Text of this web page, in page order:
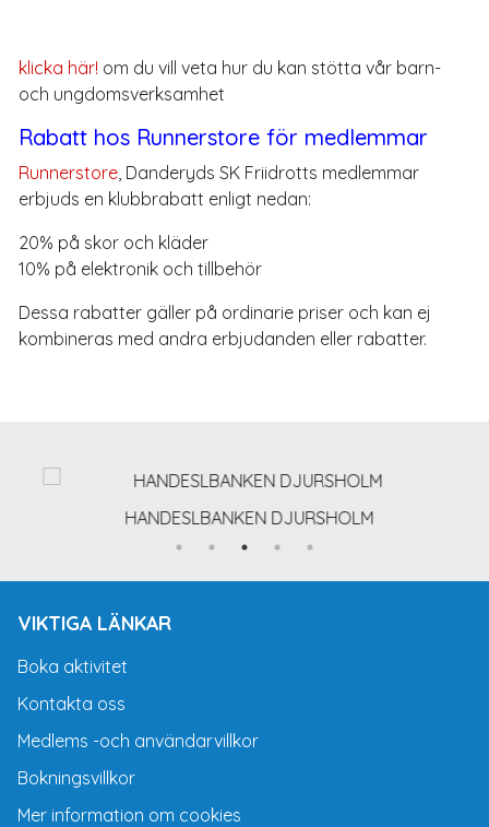
klicka här! om du vill veta hur du kan stötta vår barn-
och ungdomsverksamhet
Rabatt hos Runnerstore för medlemmar
Runnerstore , Danderyds SK Friidrotts medlemmar
erbjuds en klubbrabatt enligt nedan:
20% på skor och kläder
10% på elektronik och tillbehör
Dessa rabatter gäller på ordinarie priser och kan ej
kombineras med andra erbjudanden eller rabatter.
HANDESLBANKEN DJURSHOLM
VIKTIGA LÄNKAR
Boka aktivitet
Kontakta oss
Medlems -och användarvillkor
Bokningsvillkor
Mer information om cookies